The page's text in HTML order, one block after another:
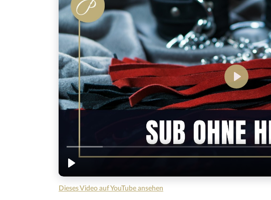
Dieses Video auf YouTube ansehen